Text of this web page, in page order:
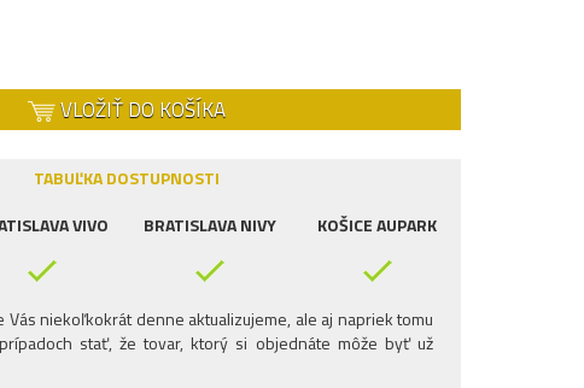
VLOŽIŤ DO KOŠÍKA
TABUĽKA DOSTUPNOSTI
VIVO BRATISLAVA NIVY KOŠICE AUPARK
niekoľkokrát denne aktualizujeme, ale aj napriek tomu
stať, že tovar, ktorý si objednáte môže byť už